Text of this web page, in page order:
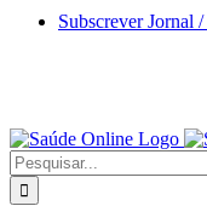
Skip
Subscrever Jornal
Pesquisar